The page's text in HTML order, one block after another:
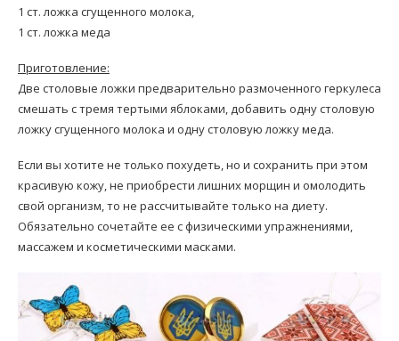
1 ст. ложка сгущенного молока,
1 ст. ложка меда
Приготовление:
Две столовые ложки предварительно размоченного геркулеса
смешать с тремя тертыми яблоками, добавить одну столовую
ложку сгущенного молока и одну столовую ложку меда.
Если вы хотите не только похудеть, но и сохранить при этом
красивую кожу, не приобрести лишних морщин и омолодить
свой организм, то не рассчитывайте только на диету.
Обязательно сочетайте ее с физическими упражнениями,
массажем и косметическими масками.